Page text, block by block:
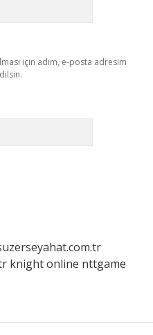
için adım, e-posta adresim
knight online nttgame